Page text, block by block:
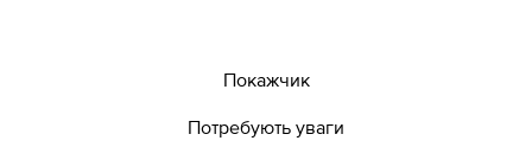
Покажчик
Потребують уваги